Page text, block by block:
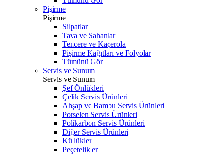
Pişirme
Pişirme
Silpatlar
Tava ve Sahanlar
Tencere ve Kaçerola
Pişirme Kağıtları ve Folyolar
Tümünü Gör
Servis ve Sunum
Servis ve Sunum
Şef Önlükleri
Çelik Servis Ürünleri
Ahşap ve Bambu Servis Ürünleri
Porselen Servis Ürünleri
Polikarbon Servis Ürünleri
Diğer Servis Ürünleri
Küllükler
Peçetelikler